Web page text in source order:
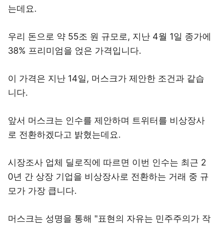
는데요.
우리 돈으로 약 55조 원 규모로, 지난 4월 1일 종가에
38% 프리미엄을 얹은 가격입니다.
이 가격은 지난 14일, 머스크가 제안한 조건과 같습
니다.
앞서 머스크는 인수를 제안하며 트위터를 비상장사
로 전환하겠다고 밝혔는데요.
시장조사 업체 딜로직에 따르면 이번 인수는 최근 2
0년 간 상장 기업을 비상장사로 전환하는 거래 중 규
모가 가장 큽니다.
머스크는 성명을 통해 "표현의 자유는 민주주의가 작